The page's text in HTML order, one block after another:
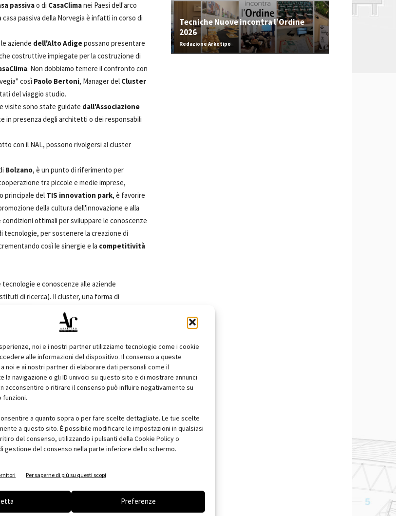
noi e i nostri partner utilizziamo tecnologie come i cookie
alle informazioni del dispositivo. Il consenso a queste
noi e ai nostri partner di elaborare dati personali come il
la navigazione o gli ID univoci su questo sito e di mostrare annunci
acconsentire o ritirare il consenso può influire negativamente su
funzioni.
a quanto sopra o per fare scelte dettagliate. Le tue scelte
a questo sito. È possibile modificare le impostazioni in qualsiasi
del consenso, utilizzando i pulsanti della Cookie Policy o
gestione del consenso nella parte inferiore dello schermo.
Per saperne di più su questi scopi
Preferenze
passivao di CasaClimanei Paesi dell'arco
passiva della Norvegia è infatti in corso di
aziende dell'Alto Adigepossano presentare
costruttive impiegate per la costruzione di
. Non dobbiamo temere il confronto con
così Paolo Bertoni, Manager del Cluster
del viaggio studio.
visite sono state guidate dall'Associazione
in presenza degli architetti o dei responsabili
con il NAL, possono rivolgersi al cluster
Bolzano, è un punto di riferimento per
tra piccole e medie imprese,
principale del TIS innovation park, è favorire
della cultura dell'innovazione e alla
ottimali per sviluppare le conoscenze
per sostenere la creazione di
così le sinergie e la competitività
e conoscenze alle aziende
di ricerca). Il cluster, una forma di
alle
e commercializzare
, invece, offre servizi creati su misura per
innovativa in un'attività di successo. Le
rinnovabili, tecnologie digitali, tecnologie
.
Tecniche Nuove incontra l’Ordine
2026
Redazione Arketipo